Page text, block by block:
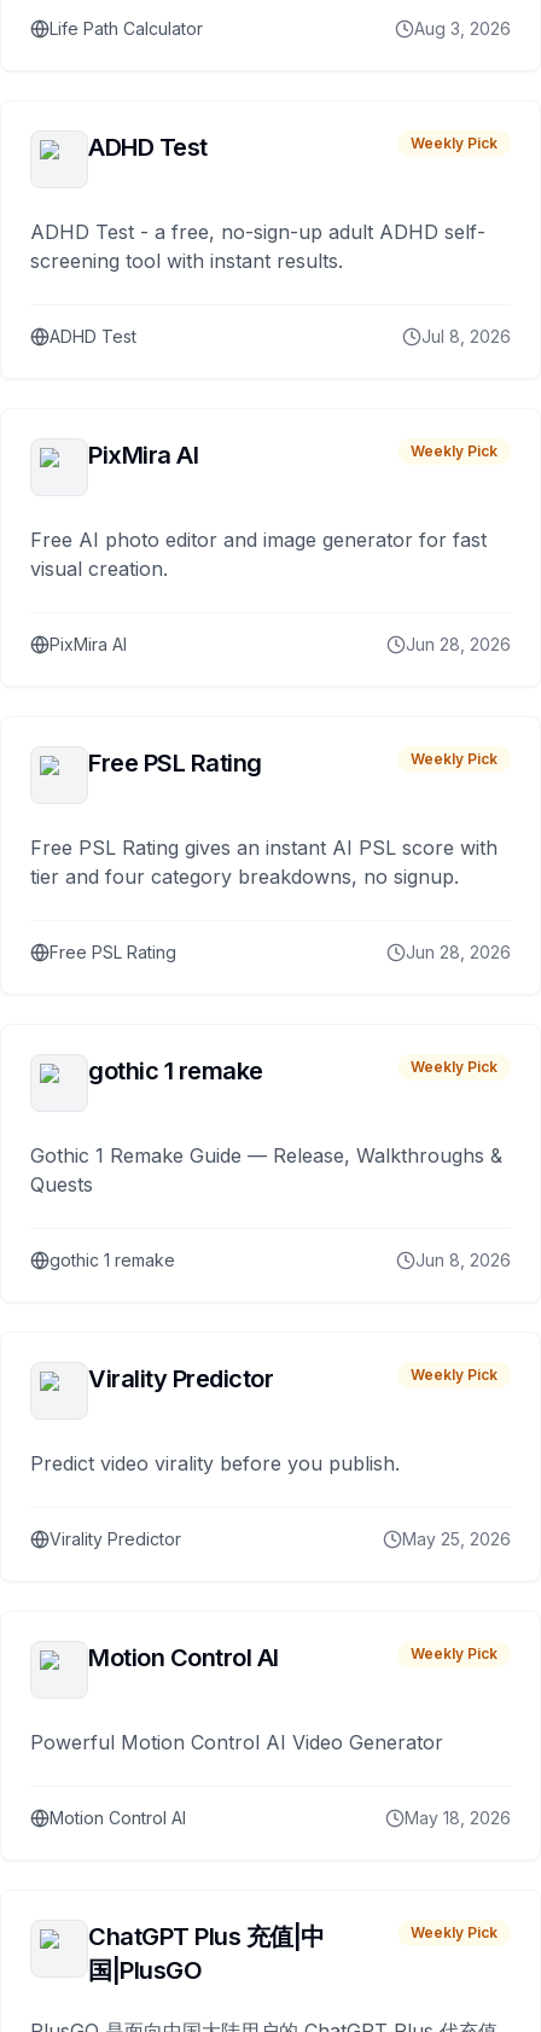
Life Path Calculator Aug 3, 2026
ADHD Test Weekly Pick
ADHD Test - a free, no-sign-up adult ADHD self-
screening tool with instant results.
ADHD Test Jul 8, 2026
PixMira AI Weekly Pick
Free AI photo editor and image generator for fast
visual creation.
PixMira AI Jun 28, 2026
Free PSL Rating Weekly Pick
Free PSL Rating gives an instant AI PSL score with
tier and four category breakdowns, no signup.
Free PSL Rating Jun 28, 2026
gothic 1 remake Weekly Pick
Gothic 1 Remake Guide — Release, Walkthroughs &
Quests
gothic 1 remake Jun 8, 2026
Virality Predictor Weekly Pick
Predict video virality before you publish.
Virality Predictor May 25, 2026
Motion Control AI Weekly Pick
Powerful Motion Control AI Video Generator
Motion Control AI May 18, 2026
ChatGPT Plus 充值|中
国|PlusGO
Weekly Pick